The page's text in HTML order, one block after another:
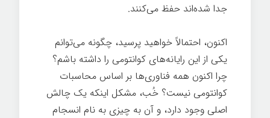
جدا شده‌اند حفظ می‌کنند.
اکنون، احتمالاً خواهید پرسید، چگونه می‌توانم
یکی از این رایانه‌های کوانتومی را داشته باشم؟
چرا اکنون همه فناوری‌ها بر اساس محاسبات
کوانتومی نیست؟ خُب، مشکل اینکه یک چالش
اصلی وجود دارد، و آن به چیزی به نام انسجام